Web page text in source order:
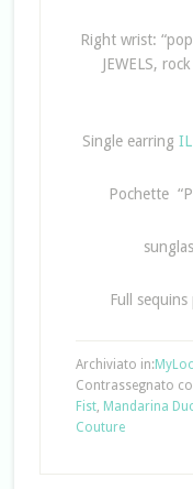
Right wrist:
JEWELS,
Single earring
Pochette
Full
Archiviato in:
Contrassegnato
Fist, Mandarina
Couture